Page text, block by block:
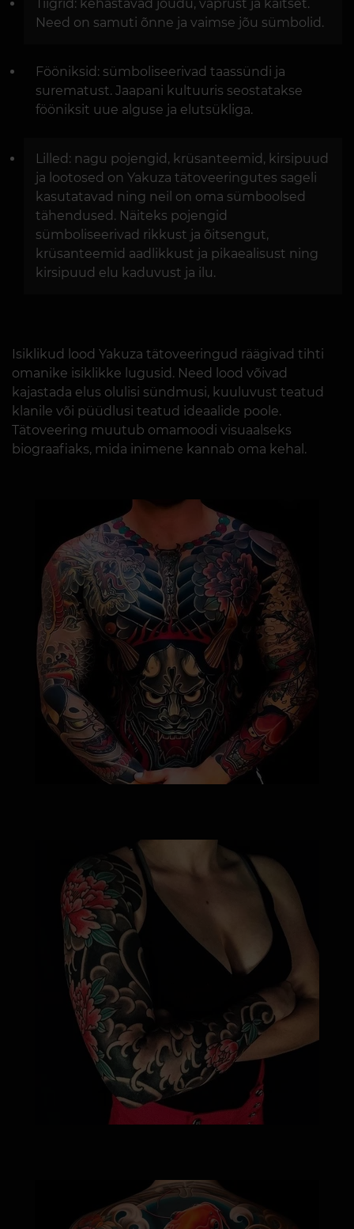
Tiigrid: kehastavad jõudu, vaprust ja kaitset.
Need on samuti õnne ja vaimse jõu sümbolid.
Fööniksid: sümboliseerivad taassündi ja
surematust. Jaapani kultuuris seostatakse
fööniksit uue alguse ja elutsükliga.
Lilled: nagu pojengid, krüsanteemid, kirsipuud
ja lootosed on Yakuza tätoveeringutes sageli
kasutatavad ning neil on oma sümboolsed
tähendused. Näiteks pojengid
sümboliseerivad rikkust ja õitsengut,
krüsanteemid aadlikkust ja pikaealisust ning
kirsipuud elu kaduvust ja ilu.
Isiklikud lood Yakuza tätoveeringud räägivad tihti
omanike isiklikke lugusid. Need lood võivad
kajastada elus olulisi sündmusi, kuuluvust teatud
klanile või püüdlusi teatud ideaalide poole.
Tätoveering muutub omamoodi visuaalseks
biograafiaks, mida inimene kannab oma kehal.